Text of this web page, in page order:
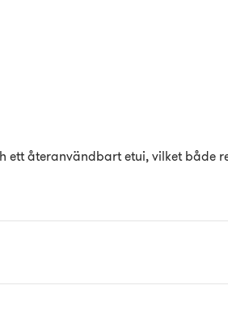
ett återanvändbart etui, vilket både